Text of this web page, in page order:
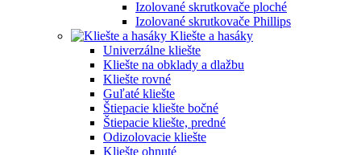
Izolované skrutkovače ploché
Izolované skrutkovače Phillips
Kliešte a hasáky
Univerzálne kliešte
Kliešte na obklady a dlažbu
Kliešte rovné
Guľaté kliešte
Štiepacie kliešte bočné
Štiepacie kliešte, predné
Odizolovacie kliešte
Kliešte ohnuté